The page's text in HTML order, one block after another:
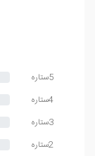
5ستاره
4ستاره
3ستاره
2ستاره